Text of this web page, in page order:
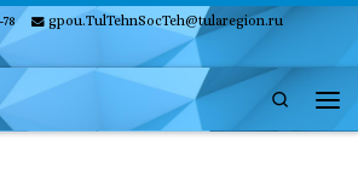
gpou.TulTehnSocTeh@tularegion.ru
Search